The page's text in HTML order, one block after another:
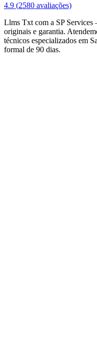
4.9 (2580 avaliações)
Llms Txt com a SP
originais e garantia.
técnicos especializados em
formal de 90 dias.